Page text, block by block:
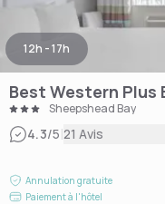
12h - 17h
Best Western Plus
Sheepshead Bay
4.3/5|21 Avis
Annulation gratuite
Paiement à l'hôtel